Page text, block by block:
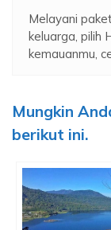
Melayani
keluarga, pilih
kemauanmu,
Mungkin
berikut ini.